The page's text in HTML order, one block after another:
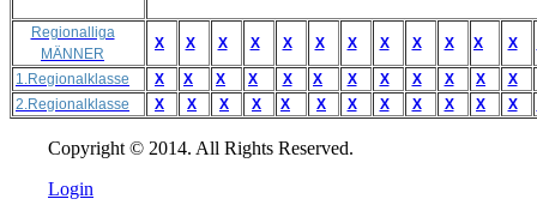
Regionalliga
MÄNNER
X X X X X X X X X X X X
1.Regionalklasse X X X X X X X X X X X
X
2.Regionalklasse
X X X X X X X X X X X X
Copyright © 2014. All Rights Reserved.
Login